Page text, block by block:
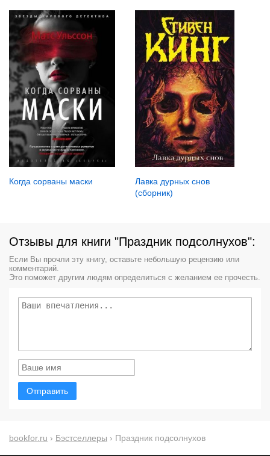
Когда сорваны маски
Лавка дурных снов
(сборник)
Отзывы для книги "Праздник подсолнухов":
Если Вы прочли эту книгу, оставьте небольшую рецензию или
комментарий.
Это поможет другим людям определиться с желанием ее прочесть.
Отправить
bookfor.ru › Бэстселлеры › Праздник подсолнухов